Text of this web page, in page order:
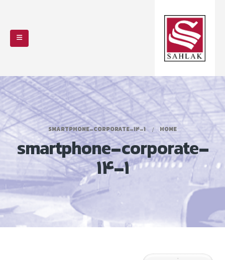
HOME
SMARTPHONE-CORPORATE-14-1
smartphone-corporate-
14-1